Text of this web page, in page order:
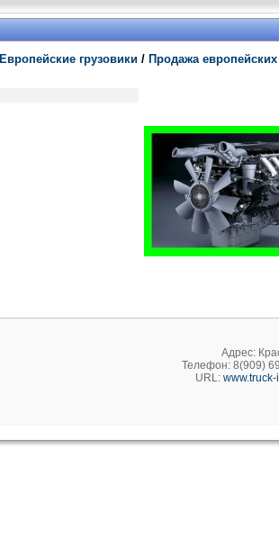
Европейские грузовики / Продажа европейских
Адрес:
Телефон: 8(909)
URL: www.truck-